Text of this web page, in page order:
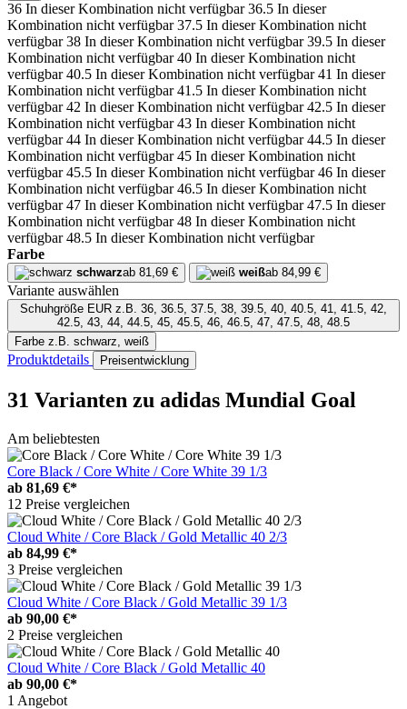
36 In dieser Kombination nicht verfügbar 36.5 In dieser
Kombination nicht verfügbar 37.5 In dieser Kombination nicht
verfügbar 38 In dieser Kombination nicht verfügbar 39.5 In dieser
Kombination nicht verfügbar 40 In dieser Kombination nicht
verfügbar 40.5 In dieser Kombination nicht verfügbar 41 In dieser
Kombination nicht verfügbar 41.5 In dieser Kombination nicht
verfügbar 42 In dieser Kombination nicht verfügbar 42.5 In dieser
Kombination nicht verfügbar 43 In dieser Kombination nicht
verfügbar 44 In dieser Kombination nicht verfügbar 44.5 In dieser
Kombination nicht verfügbar 45 In dieser Kombination nicht
verfügbar 45.5 In dieser Kombination nicht verfügbar 46 In dieser
Kombination nicht verfügbar 46.5 In dieser Kombination nicht
verfügbar 47 In dieser Kombination nicht verfügbar 47.5 In dieser
Kombination nicht verfügbar 48 In dieser Kombination nicht
verfügbar 48.5 In dieser Kombination nicht verfügbar
Farbe
schwarzab 81,69 € weißab 84,99 €
Variante auswählen
Schuhgröße EUR
42.5, 43, 44, 44.5, 45, 45.5, 46, 46.5, 47, 47.5, 48, 48.5
Farbe z.B. schwarz, weiß
Produktdetails Preisentwicklung
31 Varianten zu adidas Mundial Goal
Am beliebtesten
Core Black / Core White / Core White 39 1/3
ab 81,69 €*
12 Preise vergleichen
Cloud White / Core Black / Gold Metallic 40 2/3
ab 84,99 €*
3 Preise vergleichen
Cloud White / Core Black / Gold Metallic 39 1/3
ab 90,00 €*
2 Preise vergleichen
Cloud White / Core Black / Gold Metallic 40
ab 90,00 €*
1 Angebot